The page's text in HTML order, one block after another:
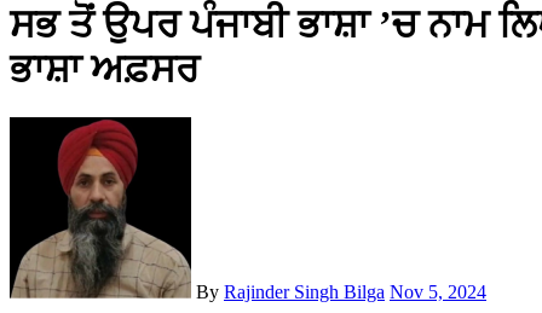
ਸਭ ਤੋਂ ਉਪਰ ਪੰਜਾਬੀ ਭਾਸ਼ਾ ’ਚ ਨਾਮ
ਭਾਸ਼ਾ ਅਫ਼ਸਰ
By Rajinder Singh Bilga Nov 5, 2024